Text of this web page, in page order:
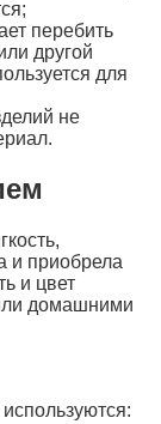
перебить
другой
для
не
и приобрела
и цвет
домашними